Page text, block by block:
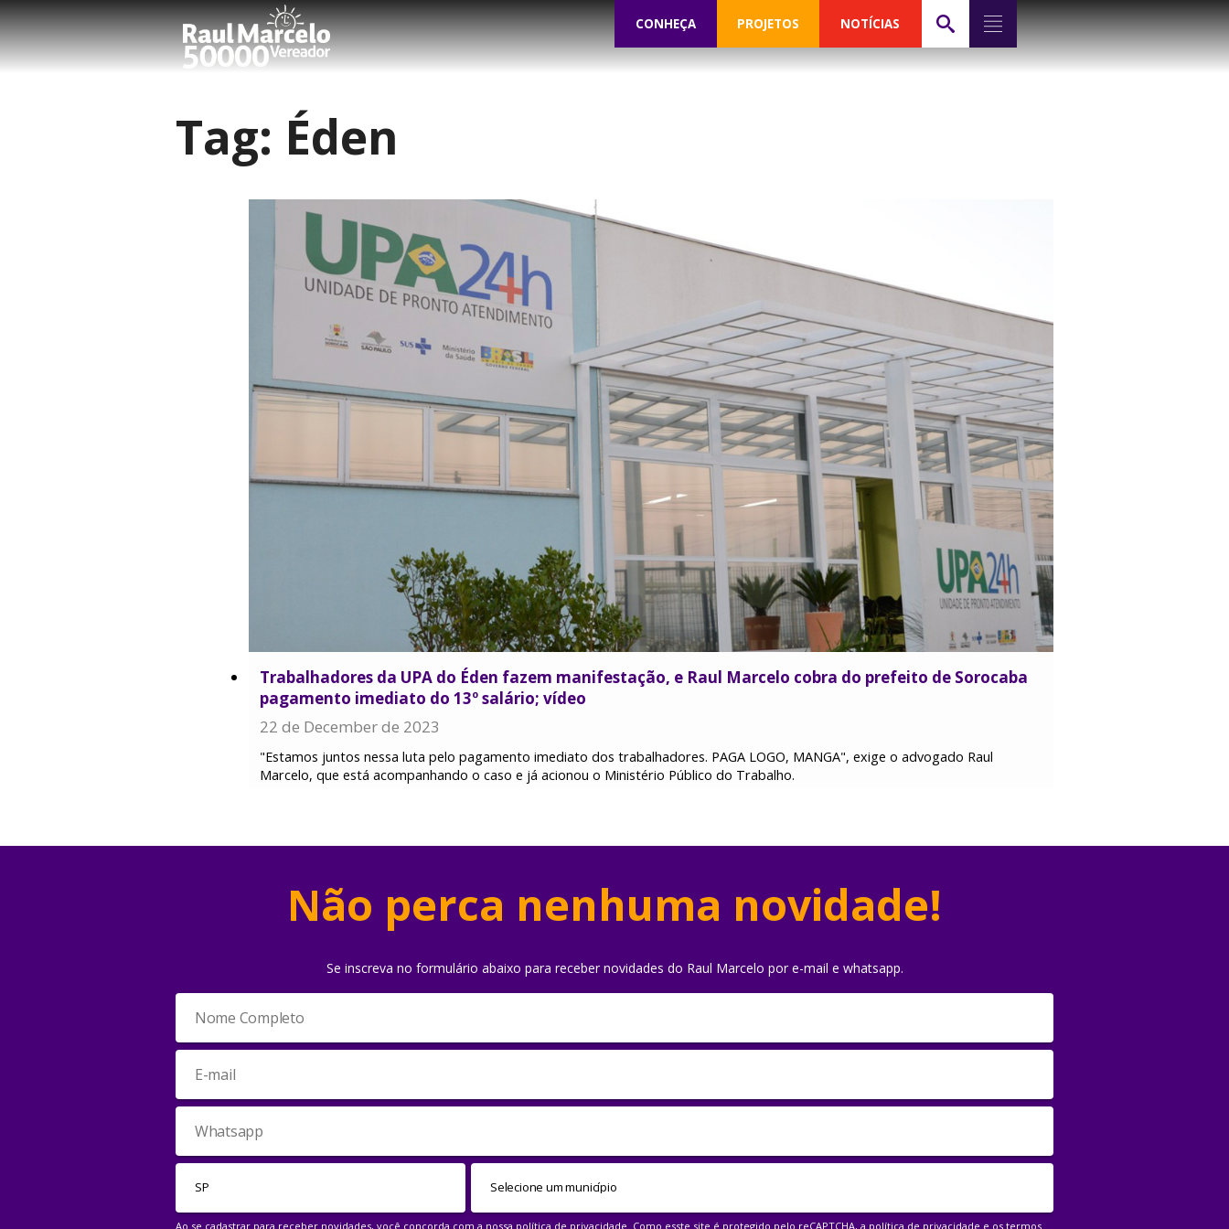
CONHEÇA PROJETOS NOTÍCIAS
Tag: Éden
Trabalhadores da UPA do Éden fazem manifestação, e Raul Marcelo cobra do prefeito de Sorocaba
pagamento imediato do 13º salário; vídeo
22 de December de 2023
"Estamos juntos nessa luta pelo pagamento imediato dos trabalhadores. PAGA LOGO, MANGA", exige o advogado Raul
Marcelo, que está acompanhando o caso e já acionou o Ministério Público do Trabalho.
Não perca nenhuma novidade!
Se inscreva no formulário abaixo para receber novidades do Raul Marcelo por e-mail e whatsapp.
Ao se cadastrar para receber novidades, você concorda com a nossa política de privacidade . Como esste site é protegido pelo reCAPTCHA, a política de privacidade e os termos